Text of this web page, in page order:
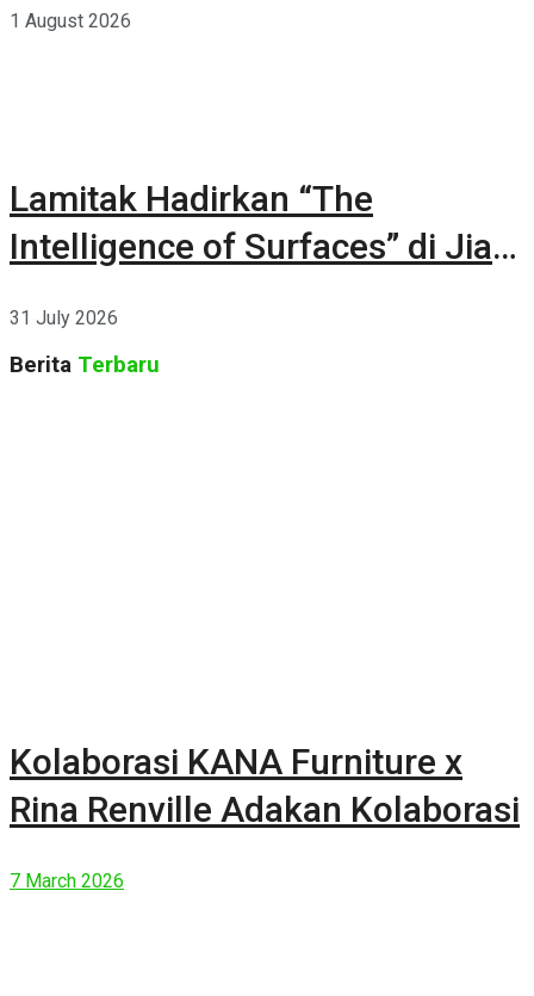
1 August 2026
Lamitak Hadirkan “The
Intelligence of Surfaces” di Jia
31 July 2026
Berita Terbaru
Kolaborasi KANA Furniture x
Rina Renville Adakan Kolaborasi
7 March 2026